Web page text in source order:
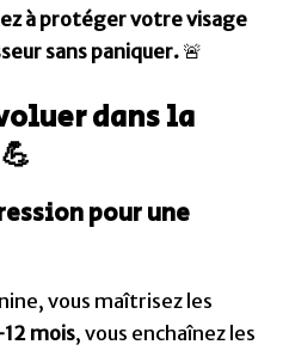
à protéger votre visage
sans paniquer. 🚨
dans la
pour une
vous maîtrisez les
mois, vous enchaînez les